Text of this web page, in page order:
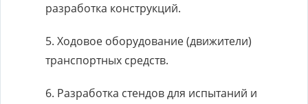
разработка конструкций.
5. Ходовое оборудование (движители)
транспортных средств.
6. Разработка стендов для испытаний и